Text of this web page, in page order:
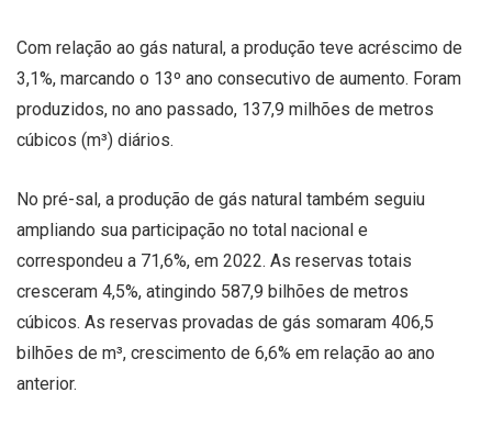
Com relação ao gás natural, a produção teve acréscimo de
3,1%, marcando o 13º ano consecutivo de aumento. Foram
produzidos, no ano passado, 137,9 milhões de metros
cúbicos (m³) diários.
No pré-sal, a produção de gás natural também seguiu
ampliando sua participação no total nacional e
correspondeu a 71,6%, em 2022. As reservas totais
cresceram 4,5%, atingindo 587,9 bilhões de metros
cúbicos. As reservas provadas de gás somaram 406,5
bilhões de m³, crescimento de 6,6% em relação ao ano
anterior.